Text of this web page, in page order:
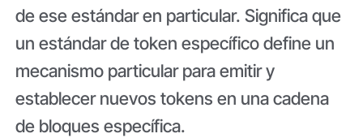
de ese estándar en particular. Significa que
un estándar de token específico define un
mecanismo particular para emitir y
establecer nuevos tokens en una cadena
de bloques específica.